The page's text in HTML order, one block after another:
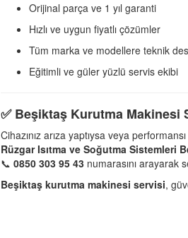
Orijinal parça ve 1 yıl garanti
Hızlı ve uygun fiyatlı çözümler
Tüm marka ve modellere teknik
Eğitimli ve güler yüzlü servis ekibi
✅Beşiktaş Kurutma Makinesi
Cihazınız arıza yaptıysa veya
Rüzgar Isıtma ve Soğutma Sistemleri
📞 0850 303 95 43 numarasını arayarak
Beşiktaş kurutma makinesi servisi,